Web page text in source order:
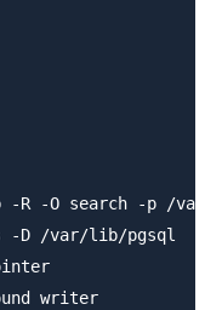
-R -O search -p /
-D /var/lib/pgsql
writer